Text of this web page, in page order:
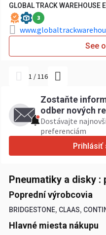
GLOBAL TRACK WAREHOUSE
3
See
1 /116
Zostaňte
odber nových
Dostávajte
preferenciám
Prihlásiť
Pneumatiky a disky :
Poprední výrobcovia
BRIDGESTONE, CLAAS,
Hlavné miesta nákupu